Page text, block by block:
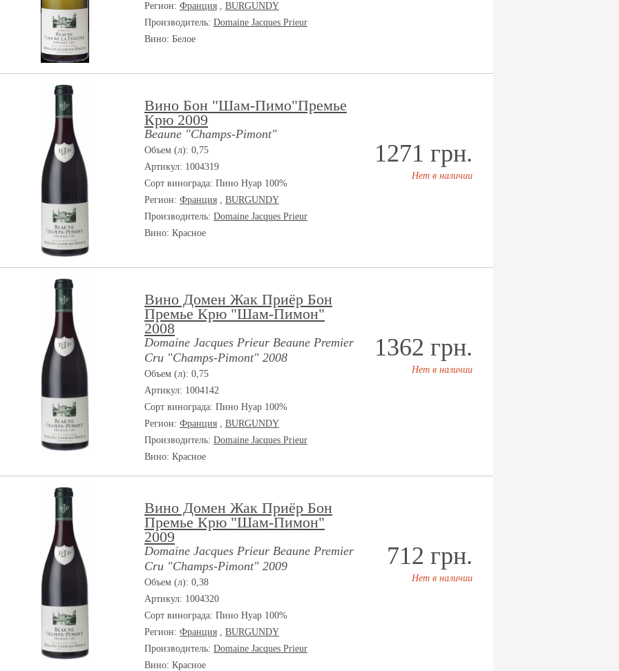
Регион: Франция , BURGUNDY
Производитель: Domaine Jacques Prieur
Вино: Белое
Вино Бон "Шам-Пимо"Премье
Крю 2009
Beaune "Champs-Pimont"
Объем (л): 0,75
Артикул: 1004319
Сорт винограда: Пино Нуар 100%
Регион: Франция , BURGUNDY
Производитель: Domaine Jacques Prieur
Вино: Красное
1271 грн.
Нет в наличии
Вино Домен Жак Приёр Бон
Премье Крю "Шам-Пимон"
2008
Domaine Jacques Prieur Beaune Premier
Cru "Champs-Pimont" 2008
Объем (л): 0,75
Артикул: 1004142
Сорт винограда: Пино Нуар 100%
Регион: Франция , BURGUNDY
Производитель: Domaine Jacques Prieur
Вино: Красное
1362 грн.
Нет в наличии
Вино Домен Жак Приёр Бон
Премье Крю "Шам-Пимон"
2009
Domaine Jacques Prieur Beaune Premier
Cru "Champs-Pimont" 2009
Объем (л): 0,38
Артикул: 1004320
Сорт винограда: Пино Нуар 100%
Регион: Франция , BURGUNDY
Производитель: Domaine Jacques Prieur
Вино: Красное
712 грн.
Нет в наличии